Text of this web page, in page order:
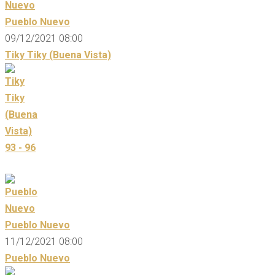
Pueblo Nuevo
09/12/2021 08:00
Tiky Tiky (Buena Vista)
93 - 96
Pueblo Nuevo
11/12/2021 08:00
Pueblo Nuevo